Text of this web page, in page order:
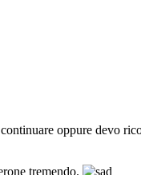
oppure devo
tremendo.